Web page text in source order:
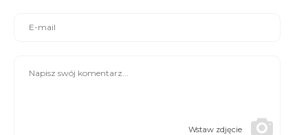
Wstaw zdjęcie